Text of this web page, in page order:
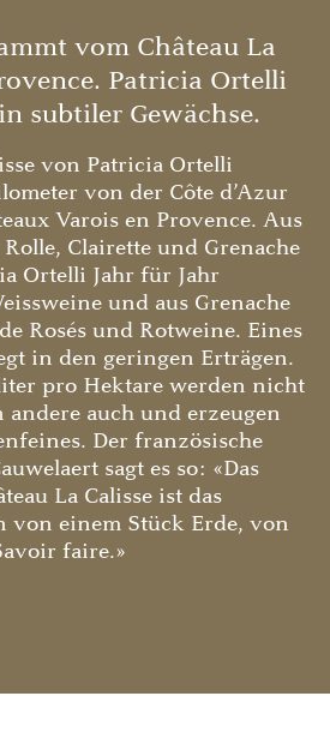
vom Château La
Patricia Ortelli
subtiler Gewächse.
von Patricia Ortelli
von der Côte d’Azur
Varois en Provence. Aus
Clairette und Grenache
Ortelli Jahr für Jahr
und aus Grenache
Rosés und Rotweine. Eines
in den geringen Erträgen.
pro Hektare werden nicht
auch und erzeugen
Der französische
sagt es so: «Das
La Calisse ist das
einem Stück Erde, von
faire.»